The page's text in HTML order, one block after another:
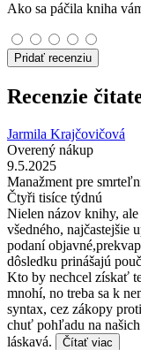
Ako sa páčila kniha
Pridať recenziu
Recenzie
Jarmila Krajčovičová
Overený nákup
9.5.2025
Manažment pre
Čtyři tisíce týdnú
Nielen názov knihy,
všedného, najčastejšie
podaní
dôsledku prinášajú
Kto by nechcel získať
mnohí, no treba sa k
syntax, cez zákopy
chuť pohľadu na
láskavá.
Čítať viac